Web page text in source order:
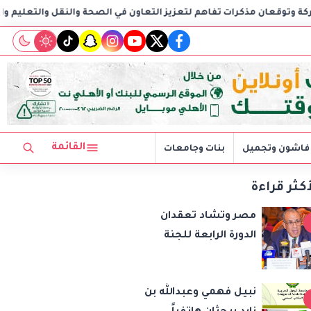
تفاهم لتعزيز التعاون في الصحة والنقل والتعليم والثقافة
facebook
twitter
youtube
instagram
snapchat
tiktok
فاشون وتجميل بنات وجامعات القائمة
قراءة
مصر وتشاد تعقدان
الدورة الرابعة للجنة
التعاون في الصحة
نبيل فهمي وعبدالله بن